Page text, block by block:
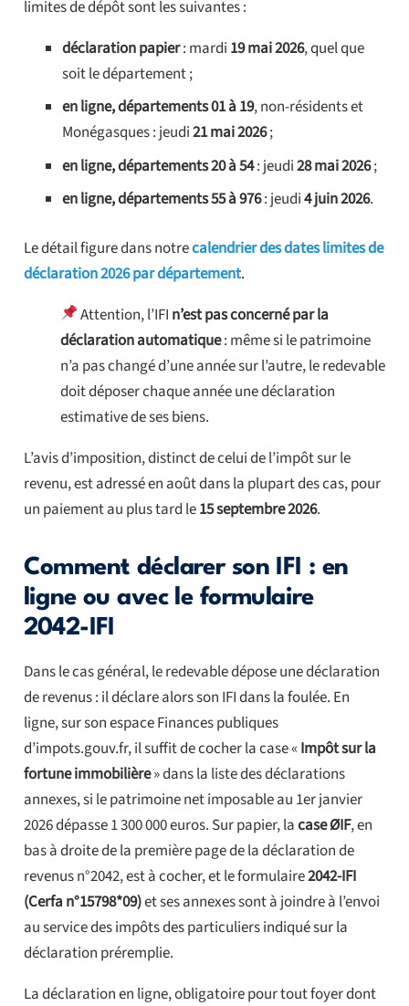
limites de dépôt sont les suivantes :
déclaration papier: mardi 19 mai 2026, quel que
soit le département ;
en ligne, départements 01 à 19, non-résidents et
Monégasques : jeudi21 mai 2026;
en ligne, départements 20 à 54: jeudi28 mai 2026;
en ligne, départements 55 à 976: jeudi4 juin 2026.
Le détail figure dans notrecalendrier des dates limites de
déclaration 2026 par département.
Attention, l’IFI n’est pas concerné par la
déclaration automatique: même si le patrimoine
n’a pas changé d’une année sur l’autre, le redevable
doit déposer chaque année une déclaration
estimative de ses biens.
L’avis d’imposition, distinct de celui de l’impôt sur le
revenu, est adressé en août dans la plupart des cas, pour
un paiement au plus tard le15 septembre 2026.
Comment déclarer son IFI : en
ligne ou avec le formulaire
2042-IFI
Dans le cas général, le redevable dépose une déclaration
de revenus : il déclare alors son IFI dans la foulée. En
ligne, sur son espace Finances publiques
d’impots.gouv.fr, il suffit de cocher la case «Impôt sur la
fortune immobilière» dans la liste des déclarations
annexes, si le patrimoine net imposable au 1er janvier
2026 dépasse 1 300 000 euros. Sur papier, lacase ØIF, en
bas à droite de la première page de la déclaration de
revenus n°2042, est à cocher, et le formulaire2042-IFI
(Cerfa n°15798*09)et ses annexes sont à joindre à l’envoi
au service des impôts des particuliers indiqué sur la
déclaration préremplie.
La déclaration en ligne, obligatoire pour tout foyer dont